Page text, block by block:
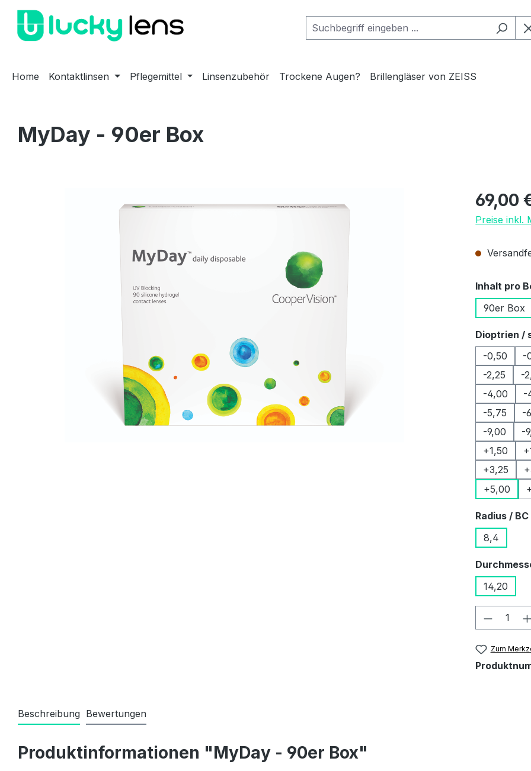
Hauptinhalt springen
Zur Suche springen
Zur Hauptnavigation springen
Home Kontaktlinsen Pflegemittel Linsenzubehör Trockene Augen? Brillengläser von ZEISS
MyDay - 90er Box
Regulärer
69,00
Preise inkl.
Inhalt pro
90er Box
Dioptrien /
-0,50
-
-2,25
-
-4,00
-
-5,75
-
-9,00
-
+1,50
+3,25
+5,00
Radius / BC
8,4
14,20
Zum
Beschreibung Bewertungen
Produktinformationen "MyDay - 90er Box"